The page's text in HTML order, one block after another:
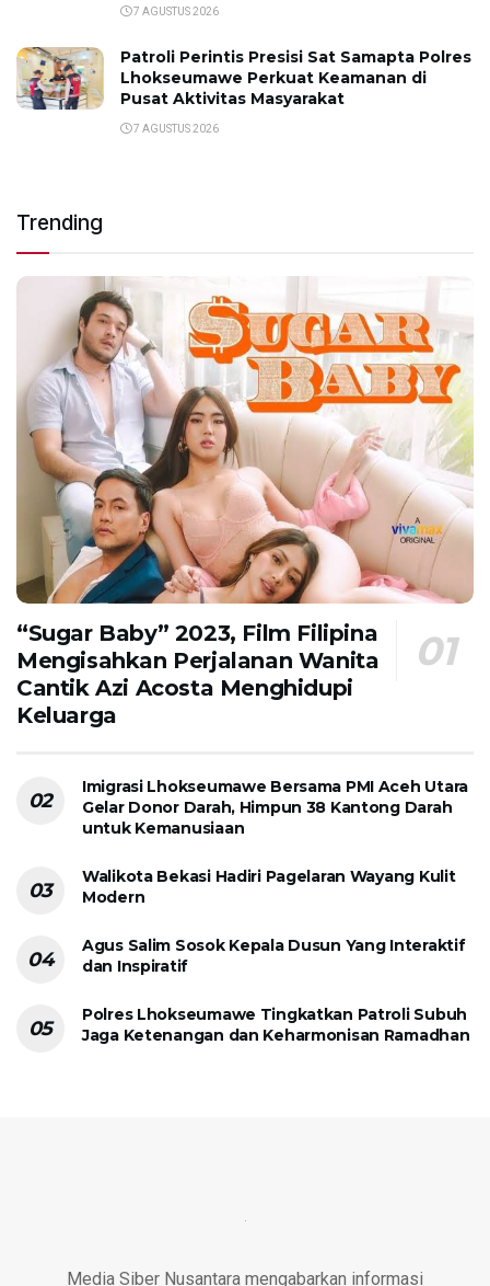
7 AGUSTUS 2026
Patroli Perintis Presisi Sat Samapta Polres
Lhokseumawe Perkuat Keamanan di
Pusat Aktivitas Masyarakat
7 AGUSTUS 2026
Trending
“Sugar Baby” 2023, Film Filipina
Mengisahkan Perjalanan Wanita
Cantik Azi Acosta Menghidupi
Keluarga
Imigrasi Lhokseumawe Bersama PMI Aceh Utara
Gelar Donor Darah, Himpun 38 Kantong Darah
untuk Kemanusiaan
Walikota Bekasi Hadiri Pagelaran Wayang Kulit
Modern
Agus Salim Sosok Kepala Dusun Yang Interaktif
dan Inspiratif
Polres Lhokseumawe Tingkatkan Patroli Subuh
Jaga Ketenangan dan Keharmonisan Ramadhan
Media Siber Nusantara mengabarkan informasi